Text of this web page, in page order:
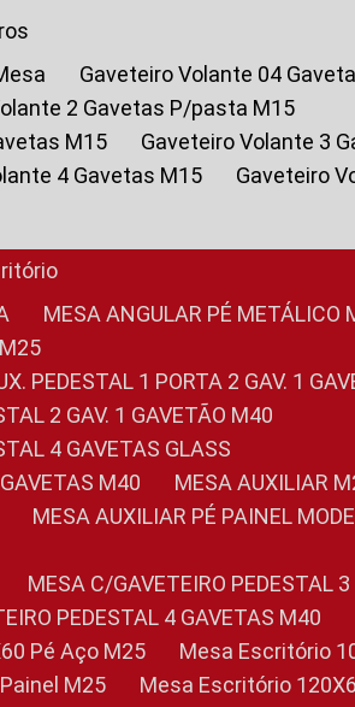
Gaveteiro Volante 04
2 Gavetas P/pasta M15
M15
Gaveteiro Volante 3
4 Gavetas M15
Gaveteiro
MESA ANGULAR PÉ METÁLICO
PEDESTAL 1 PORTA 2 GAV. 1
2 GAV. 1 GAVETÃO M40
4 GAVETAS GLASS
GAVETAS M40
MESA AUXILIAR
MESA AUXILIAR PÉ PAINEL
MESA C/GAVETEIRO PEDESTAL
PEDESTAL 4 GAVETAS M40
Pé Aço M25
Mesa Escritório
M25
Mesa Escritório